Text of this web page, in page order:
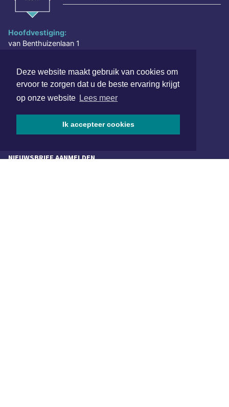
Deze website maakt gebruik van cookies om
ervoor te zorgen dat u de beste ervaring krijgt
op onze website Lees meer
Ik accepteer cookies
Hoofdvestiging:
van Benthuizenlaan 1
072 8200 600
redactie@xyto.nl
www.xyto.nl
NIEUWSBRIEF AANMELDEN